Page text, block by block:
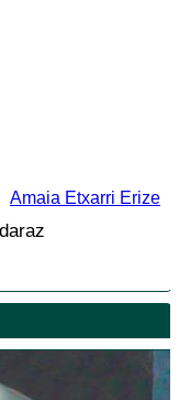
Amaia Etxarri Erize